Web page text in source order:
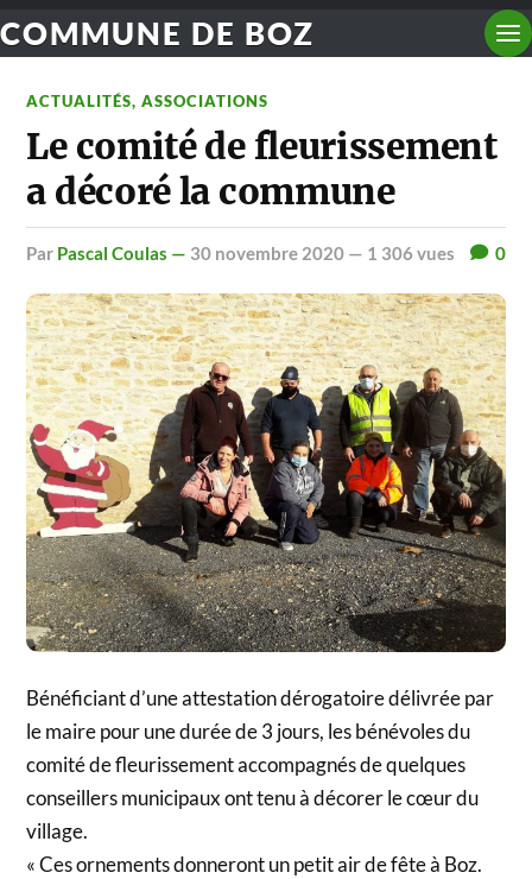
COMMUNE DE BOZ
ACTUALITÉS,ASSOCIATIONS
Le comité de fleurissement
a décoré la commune
par Pascal Coulas — 30 novembre 2020 — 1 306 vues 0
Bénéficiant d’une attestation dérogatoire délivrée par
le maire pour une durée de 3 jours, les bénévoles du
comité de fleurissement accompagnés de quelques
conseillers municipaux ont tenu à décorer le cœur du
village.
« Ces ornements donneront un petit air de fête à Boz.